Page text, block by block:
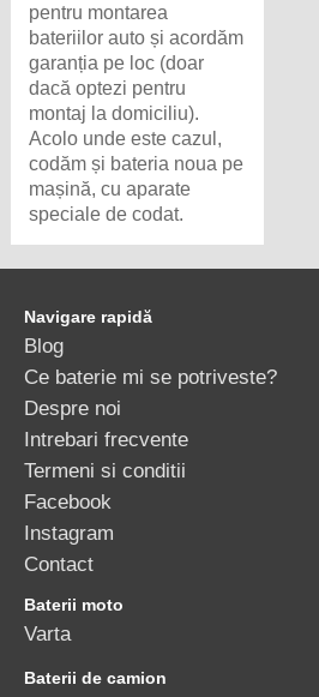
pentru montarea
bateriilor auto și acordăm
garanția pe loc (doar
dacă optezi pentru
montaj la domiciliu).
Acolo unde este cazul,
codăm și bateria noua pe
mașină, cu aparate
speciale de codat.
Navigare rapidă
Blog
Ce baterie mi se potriveste?
Despre noi
Intrebari frecvente
Termeni si conditii
Facebook
Instagram
Contact
Baterii moto
Varta
Baterii de camion